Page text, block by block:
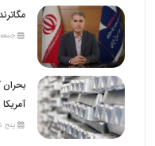
جمعه,16 مرداد 1405 | 14:01
بحران
پنج شنبه,15